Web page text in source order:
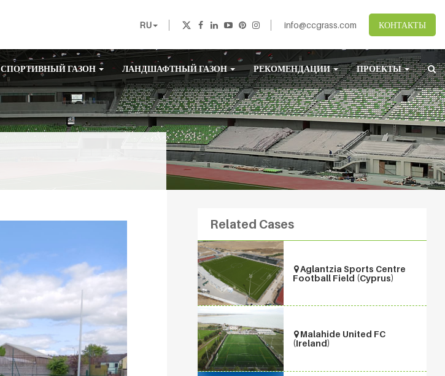
RU info@ccgrass.com КОНТАКТЫ
СПОРТИВНЫЙ ГАЗОН ЛАНДШАФТНЫЙ ГАЗОН РЕКОМЕНДАЦИИ ПРОЕКТЫ
Related Cases
Aglantzia Sports Centre
Football Field (Cyprus)
Malahide United FC
(Ireland)